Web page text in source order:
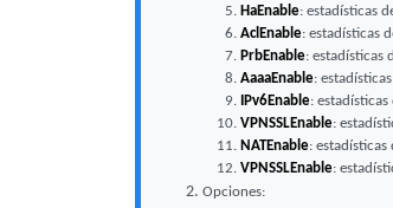
HaEnable: estadísticas
AclEnable: estadísticas
PrbEnable: estadísticas
AaaaEnable:
IPv6Enable: estadísticas
VPNSSLEnable:
NATEnable: estadísticas
VPNSSLEnable:
Opciones: